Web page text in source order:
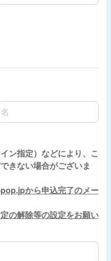
前の名
ン指定）などにより、こ
きない場合がございま
から申込完了のメー
の解除等の設定をお願い